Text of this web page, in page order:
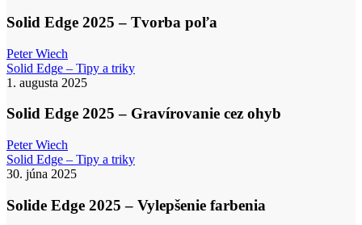
–
Solid Edge 2025 – Tvorba poľa
Peter Wiech
Solid Edge – Tipy a trikySolid
–
ohyb
1. augusta 2025
Solid Edge 2025 – Gravírovanie cez ohyb
Peter Wiech
Solid Edge – Tipy a trikySolide
–
Vylepšenie
30. júna 2025
Solide Edge 2025 – Vylepšenie farbenia